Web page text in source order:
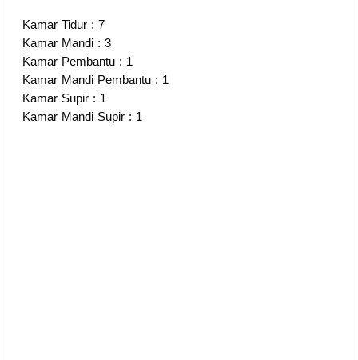
Kamar Tidur : 7
Kamar Mandi : 3
Kamar Pembantu : 1
Kamar Mandi Pembantu : 1
Kamar Supir : 1
Kamar Mandi Supir : 1